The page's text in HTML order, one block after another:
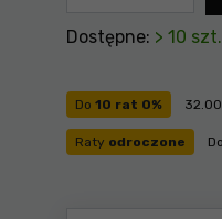
Do 10 rat 0% 32.00
Raty odroczone
Dostępne: > 10 szt.